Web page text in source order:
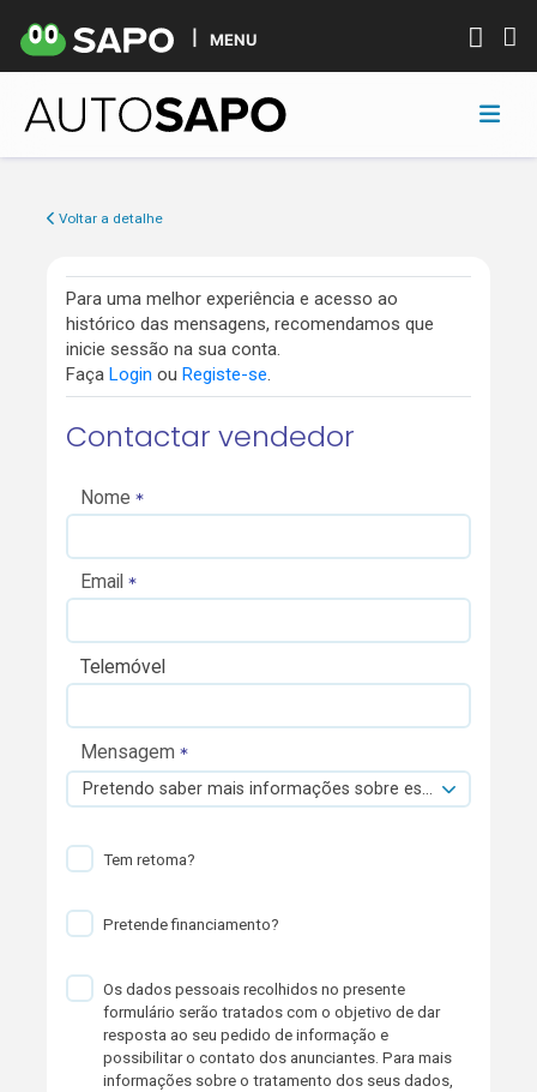
MENU
Voltar a detalhe
Para uma melhor experiência e acesso ao
histórico das mensagens, recomendamos que
inicie sessão na sua conta.
Faça Login ou Registe-se.
Contactar vendedor
Nome
Email
Telemóvel
Mensagem
Pretendo saber mais informações sobre esta viatura.
Tem retoma?
Pretende financiamento?
Os dados pessoais recolhidos no presente
formulário serão tratados com o objetivo de dar
resposta ao seu pedido de informação e
possibilitar o contato dos anunciantes. Para mais
informações sobre o tratamento dos seus dados,